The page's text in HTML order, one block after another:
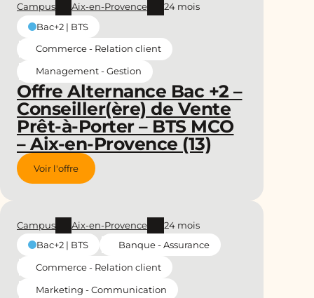
Offre Alternance Bac +2 –
Conseiller(ère) de Vente
Prêt-à-Porter – BTS MCO
– Aix-en-Provence (13)
Campus Aix-en-Provence
24 mois
Bac+2 | BTS
Commerce - Relation client
Management - Gestion
Voir l'offre
Campus Aix-en-Provence
24 mois
Bac+2 | BTS
Banque - Assurance
Commerce - Relation client
Marketing - Communication